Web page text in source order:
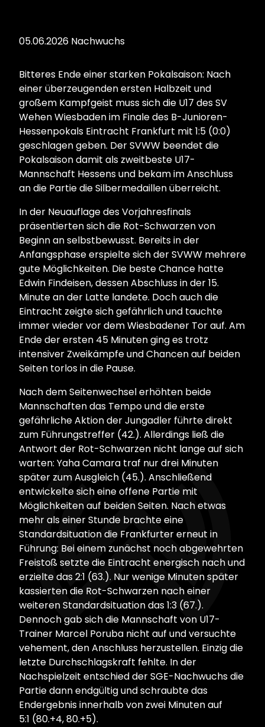
05.06.2026 Nachwuchs
Bitteres Ende einer starken Pokalsaison: Nach
einer überzeugenden ersten Halbzeit und
großem Kampfgeist muss sich die U17 des SV
Wehen Wiesbaden im Finale des B-Junioren-
Hessenpokals Eintracht Frankfurt mit 1:5 (0:0)
geschlagen geben. Der SVWW beendet die
Pokalsaison damit als zweitbeste U17-
Mannschaft Hessens und bekam im Anschluss
an die Partie die Silbermedaillen überreicht.
In der Neuauflage des Vorjahresfinals
präsentierten sich die Rot-Schwarzen von
Beginn an selbstbewusst. Bereits in der
Anfangsphase erspielte sich der SVWW mehrere
gute Möglichkeiten. Die beste Chance hatte
Edwin Findeisen, dessen Abschluss in der 15.
Minute an der Latte landete. Doch auch die
Eintracht zeigte sich gefährlich und tauchte
immer wieder vor dem Wiesbadener Tor auf. Am
Ende der ersten 45 Minuten ging es trotz
intensiver Zweikämpfe und Chancen auf beiden
Seiten torlos in die Pause.
Nach dem Seitenwechsel erhöhten beide
Mannschaften das Tempo und die erste
gefährliche Aktion der Jungadler führte direkt
zum Führungstreffer (42.). Allerdings ließ die
Antwort der Rot-Schwarzen nicht lange auf sich
warten: Yaha Camara traf nur drei Minuten
später zum Ausgleich (45.). Anschließend
entwickelte sich eine offene Partie mit
Möglichkeiten auf beiden Seiten. Nach etwas
mehr als einer Stunde brachte eine
Standardsituation die Frankfurter erneut in
Führung: Bei einem zunächst noch abgewehrten
Freistoß setzte die Eintracht energisch nach und
erzielte das 2:1 (63.). Nur wenige Minuten später
kassierten die Rot-Schwarzen nach einer
weiteren Standardsituation das 1:3 (67.).
Dennoch gab sich die Mannschaft von U17-
Trainer Marcel Poruba nicht auf und versuchte
vehement, den Anschluss herzustellen. Einzig die
letzte Durchschlagskraft fehlte. In der
Nachspielzeit entschied der SGE-Nachwuchs die
Partie dann endgültig und schraubte das
Endergebnis innerhalb von zwei Minuten auf
5:1 (80.+4, 80.+5).